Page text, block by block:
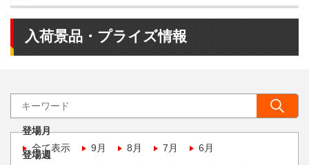
入荷景品・プライズ情報
登場月
全て表示
9月 8月 7月 6月
登場週